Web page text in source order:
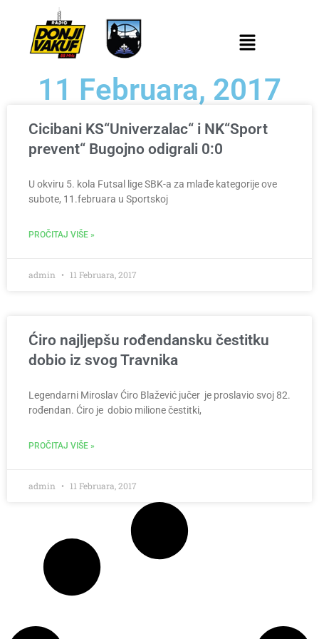
11 Februara, 2017
Cicibani KS“Univerzalac“ i NK“Sport
prevent“ Bugojno odigrali 0:0
U okviru 5. kola Futsal lige SBK-a za mlađe kategorije ove
subote, 11.februara u Sportskoj
PROČITAJ VIŠE »
admin 11 Februara, 2017
Ćiro najljepšu rođendansku čestitku
dobio iz svog Travnika
Legendarni Miroslav Ćiro Blažević jučer je proslavio svoj 82.
rođendan. Ćiro je dobio milione čestitki,
PROČITAJ VIŠE »
admin 11 Februara, 2017